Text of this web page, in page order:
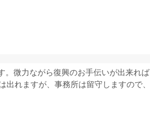
。微力ながら復興のお手伝いが出来れば
出れますが、事務所は留守しますので、